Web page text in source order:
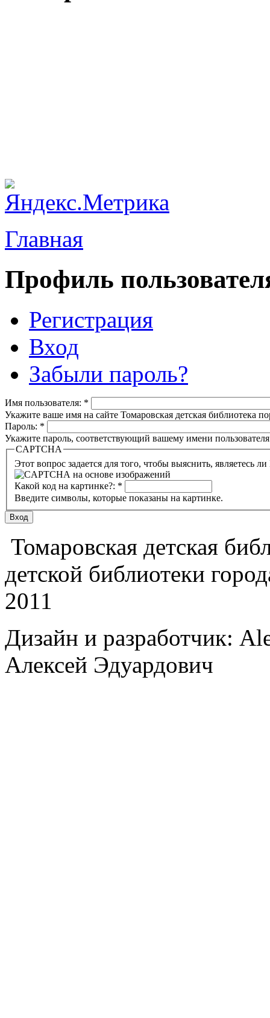
Главная
Профиль
Регистрация
Вход
Забыли пароль?
Имя пользователя: *
Укажите ваше имя на сайте Томаровская детская библиотека
Пароль: *
Укажите пароль, соответствующий вашему имени
CAPTCHA
Какой код на картинке?: *
Введите символы, которые показаны на картинке.
Томаровская детская
детской библиотеки
2011
Дизайн и разработчик:
Алексей Эдуардович